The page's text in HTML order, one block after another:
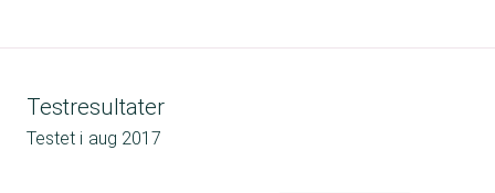
Testresultater
Testet i aug 2017